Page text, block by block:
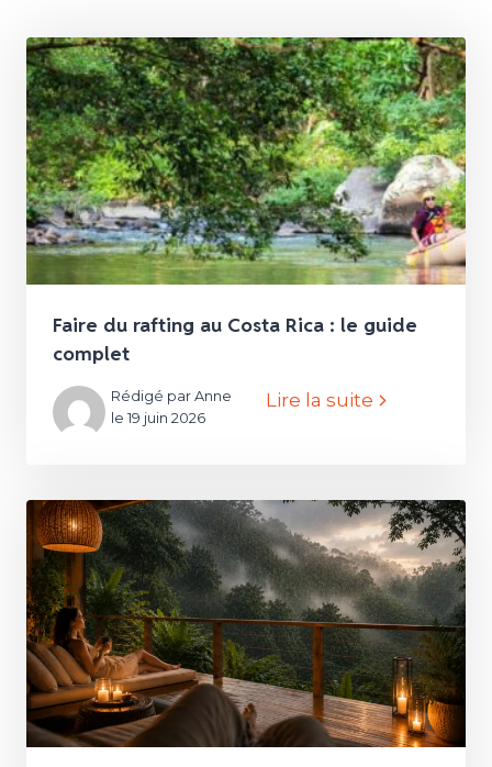
Faire du rafting au Costa Rica : le guide
complet
Rédigé par Anne
le 19 juin 2026
Lire la suite